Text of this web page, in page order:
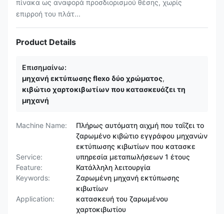
πίνακα ως αναφορά προσδιορισμού θέσης, χωρίς
επιρροή του πλάτ...
Product Details
Επισημαίνω:
μηχανή εκτύπωσης flexo δύο χρώματος,
κιβώτιο χαρτοκιβωτίων που κατασκευάζει τη
μηχανή
Machine Name:
Πλήρως αυτόματη αιχμή που ταΐζει το
ζαρωμένο κιβώτιο εγγράφου μηχανών
εκτύπωσης κιβωτίων που κατασκε
Service:
υπηρεσία μεταπωλήσεων 1 έτους
Feature:
Κατάλληλη λειτουργία
Keywords:
Ζαρωμένη μηχανή εκτύπωσης
κιβωτίων
Application:
κατασκευή του ζαρωμένου
χαρτοκιβωτίου